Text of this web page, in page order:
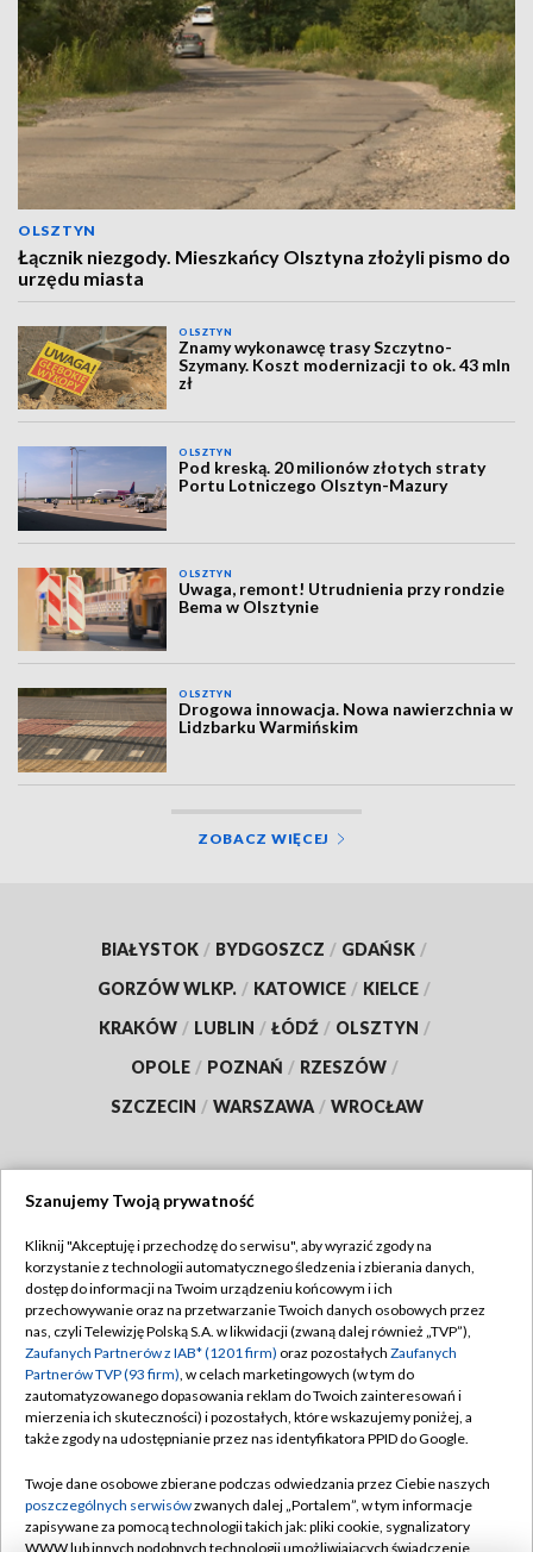
OLSZTYN
Łącznik niezgody. Mieszkańcy Olsztyna złożyli pismo do
urzędu miasta
OLSZTYN
Znamy wykonawcę trasy Szczytno-
Szymany. Koszt modernizacji to ok. 43 mln
zł
OLSZTYN
Pod kreską. 20 milionów złotych straty
Portu Lotniczego Olsztyn-Mazury
OLSZTYN
Uwaga, remont! Utrudnienia przy rondzie
Bema w Olsztynie
OLSZTYN
Drogowa innowacja. Nowa nawierzchnia w
Lidzbarku Warmińskim
ZOBACZ WIĘCEJ
BIAŁYSTOK / BYDGOSZCZ / GDAŃSK /
GORZÓW WLKP. / KATOWICE / KIELCE /
KRAKÓW / LUBLIN / ŁÓDŹ / OLSZTYN /
OPOLE / POZNAŃ / RZESZÓW /
SZCZECIN / WARSZAWA / WROCŁAW
TVP
Abonament TVP
Emisja w TVP
Centrum informacji TVP
Naziemna Telewizja Cyfrowa
Rada Programowa
System NOS
Regulamin TVP
Polityka prywatności
Moje zgody
Pomoc
Kontakt
Szanujemy Twoją prywatność
Kliknij "Akceptuję i przechodzę do serwisu", aby wyrazić zgody na
korzystanie z technologii automatycznego śledzenia i zbierania danych,
dostęp do informacji na Twoim urządzeniu końcowym i ich
przechowywanie oraz na przetwarzanie Twoich danych osobowych przez
nas, czyli Telewizję Polską S.A. w likwidacji (zwaną dalej również „TVP”),
Zaufanych Partnerów z IAB* (1201 firm) oraz pozostałych Zaufanych
Partnerów TVP (93 firm), w celach marketingowych (w tym do
zautomatyzowanego dopasowania reklam do Twoich zainteresowań i
mierzenia ich skuteczności) i pozostałych, które wskazujemy poniżej, a
także zgody na udostępnianie przez nas identyfikatora PPID do Google.
Twoje dane osobowe zbierane podczas odwiedzania przez Ciebie naszych
poszczególnych serwisówzwanych dalej „Portalem”, w tym informacje
zapisywane za pomocą technologii takich jak: pliki cookie, sygnalizatory
WWW lub innych podobnych technologii umożliwiających świadczenie